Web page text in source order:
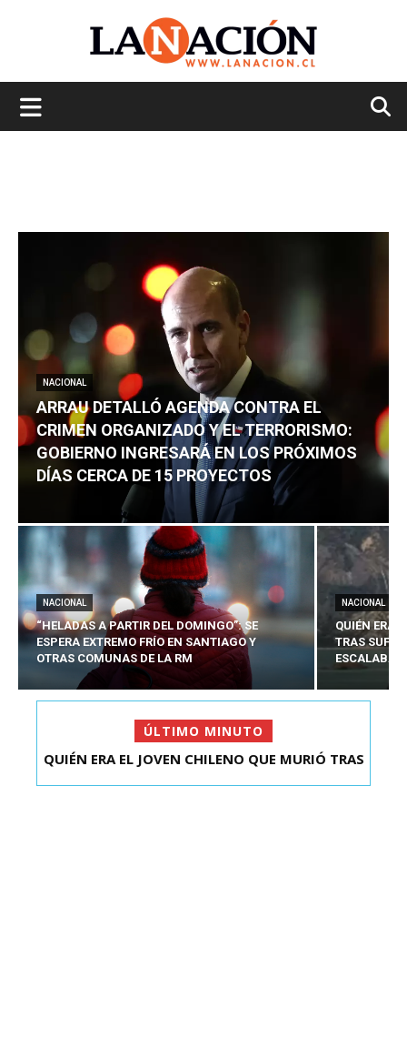
NACIONAL
ARRAU DETALLÓ AGENDA CONTRA EL
CRIMEN ORGANIZADO Y EL TERRORISMO:
GOBIERNO INGRESARÁ EN LOS PRÓXIMOS
DÍAS CERCA DE 15 PROYECTOS
NACIONAL
“HELADAS A PARTIR DEL DOMINGO”: SE
ESPERA EXTREMO FRÍO EN SANTIAGO Y
OTRAS COMUNAS DE LA RM
NACIONAL
QUIÉN ERA
TRAS
ESCALABA
ÚLTIMO MINUTO
ARRAU DETALLÓ AGENDA CONTRA EL CRIMEN
QUIÉN ERA EL JOVEN CHILENO QUE MURIÓ TRAS